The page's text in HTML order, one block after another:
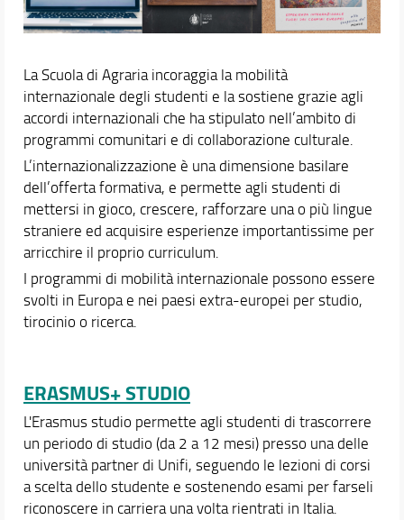
Docenti
La Scuola di Agraria incoraggia la mobilità
internazionale degli studenti e la sostiene grazie agli
accordi internazionali che ha stipulato nell’ambito di
programmi comunitari e di collaborazione culturale.
L’internazionalizzazione è una dimensione basilare
dell’offerta formativa, e permette agli studenti di
mettersi in gioco, crescere, rafforzare una o più lingue
straniere ed acquisire esperienze importantissime per
arricchire il proprio curriculum.
I programmi di mobilità internazionale possono essere
svolti in Europa e nei paesi extra-europei per studio,
tirocinio o ricerca.
ERASMUS+ STUDIO
L'Erasmus studio permette agli studenti di trascorrere
un periodo di studio (da 2 a 12 mesi) presso una delle
università partner di Unifi, seguendo le lezioni di corsi
a scelta dello studente e sostenendo esami per farseli
riconoscere in carriera una volta rientrati in Italia.